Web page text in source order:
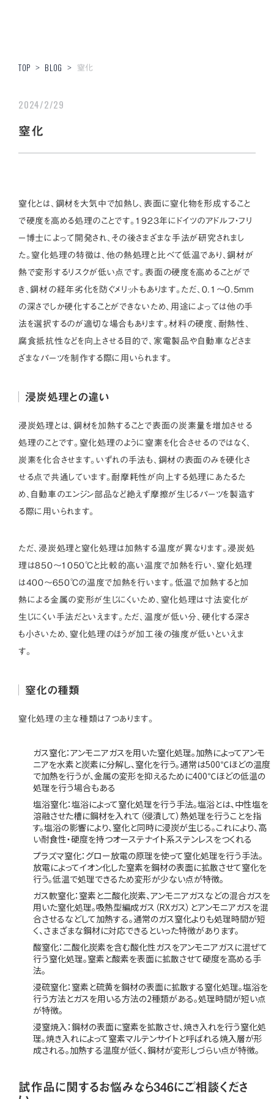
TOP > BLOG > 窒化
2024/2/29
窒化
窒化とは、鋼材を大気中で加熱し、表面に窒化物を形成すること
で硬度を高める処理のことです。1923年にドイツのアドルフ・フリ
ー博士によって開発され、その後さまざまな手法が研究されまし
た。窒化処理の特徴は、他の熱処理と比べて低温であり、鋼材が
熱で変形するリスクが低い点です。表面の硬度を高めることがで
き、鋼材の経年劣化を防ぐメリットもあります。ただ、0.1～0.5mm
の深さでしか硬化することができないため、用途によっては他の手
法を選択するのが適切な場合もあります。材料の硬度、耐熱性、
腐食抵抗性などを向上させる目的で、家電製品や自動車などさま
ざまなパーツを制作する際に用いられます。
浸炭処理との違い
浸炭処理とは、鋼材を加熱することで表面の炭素量を増加させる
処理のことです。窒化処理のように窒素を化合させるのではなく、
炭素を化合させます。いずれの手法も、鋼材の表面のみを硬化さ
せる点で共通しています。耐摩耗性が向上する処理にあたるた
め、自動車のエンジン部品など絶えず摩擦が生じるパーツを製造す
る際に用いられます。
ただ、浸炭処理と窒化処理は加熱する温度が異なります。浸炭処
理は850～1050℃と比較的高い温度で加熱を行い、窒化処理
は400～650℃の温度で加熱を行います。低温で加熱すると加
熱による金属の変形が生じにくいため、窒化処理は寸法変化が
生じにくい手法だといえます。ただ、温度が低い分、硬化する深さ
も小さいため、窒化処理のほうが加工後の強度が低いといえま
す。
窒化の種類
窒化処理の主な種類は7つあります。
ガス窒化：アンモニアガスを用いた窒化処理。加熱によってアンモ
ニアを水素と炭素に分解し、窒化を行う。通常は500℃ほどの温度
で加熱を行うが、金属の変形を抑えるために400℃ほどの低温の
処理を行う場合もある
塩浴窒化：塩浴によって窒化処理を行う手法。塩浴とは、中性塩を
溶融させた槽に鋼材を入れて（侵漬して）熱処理を行うことを指
す。塩浴の影響により、窒化と同時に浸炭が生じる。これにより、高
い耐食性・硬度を持つオーステナイト系ステンレスをつくれる
プラズマ窒化：グロー放電の原理を使って窒化処理を行う手法。
放電によってイオン化した窒素を鋼材の表面に拡散させて窒化を
行う。低温で処理できるため変形が少ない点が特徴。
ガス軟窒化：窒素と二酸化炭素、アンモニアガスなどの混合ガスを
用いた窒化処理。吸熱型編成ガス（RXガス）とアンモニアガスを混
合させるなどして加熱する。通常のガス窒化よりも処理時間が短
く、さまざまな鋼材に対応できるといった特徴があります。
酸窒化：二酸化炭素を含む酸化性ガスをアンモニアガスに混ぜて
行う窒化処理。窒素と酸素を表面に拡散させて硬度を高める手
法。
浸硫窒化：窒素と硫黄を鋼材の表面に拡散する窒化処理。塩浴を
行う方法とガスを用いる方法の2種類がある。処理時間が短い点
が特徴。
浸窒焼入：鋼材の表面に窒素を拡散させ、焼き入れを行う窒化処
理。焼き入れによって窒素マルテンサイトと呼ばれる焼入層が形
成される。加熱する温度が低く、鋼材が変形しづらい点が特徴。
試作品に関するお悩みなら346にご相談くださ